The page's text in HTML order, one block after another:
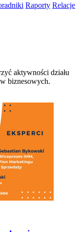
Raporty Relacje
aktywności działu
biznesowych.